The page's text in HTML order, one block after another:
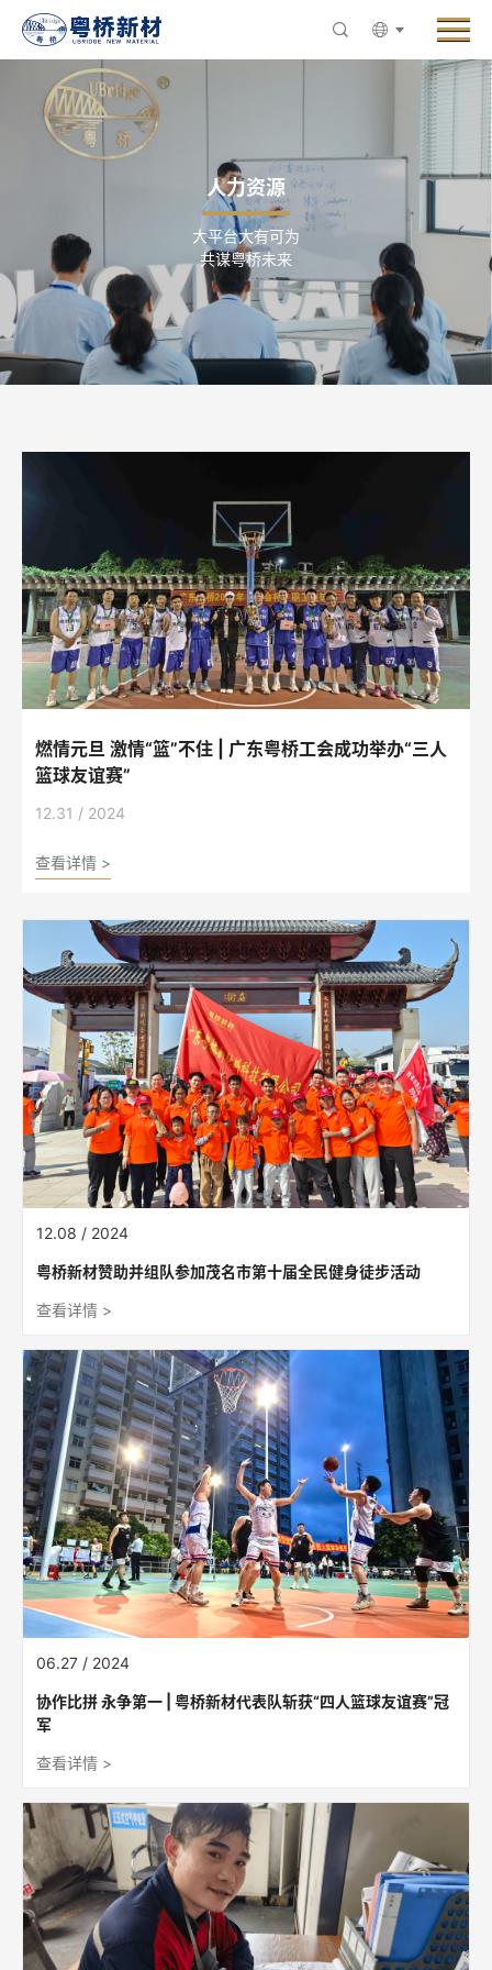
走进粤桥
产品与业务
创新与研发
ESG与可持续发展
人力资源
联系粤桥
人力资源
大平台大有可为
共谋粤桥未来
燃情元旦 激情“篮”不住 | 广东粤桥工会成功举办“三人
篮球友谊赛”
12.31 / 2024
查看详情 >
12.08 / 2024
粤桥新材赞助并组队参加茂名市第十届全民健身徒步活动
查看详情 >
06.27 / 2024
协作比拼 永争第一 | 粤桥新材代表队斩获“四人篮球友谊赛”冠
军
查看详情 >